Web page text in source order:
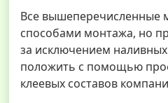
Все вышеперечисленные
способами монтажа, но
за исключением
положить с помощью
клеевых составов